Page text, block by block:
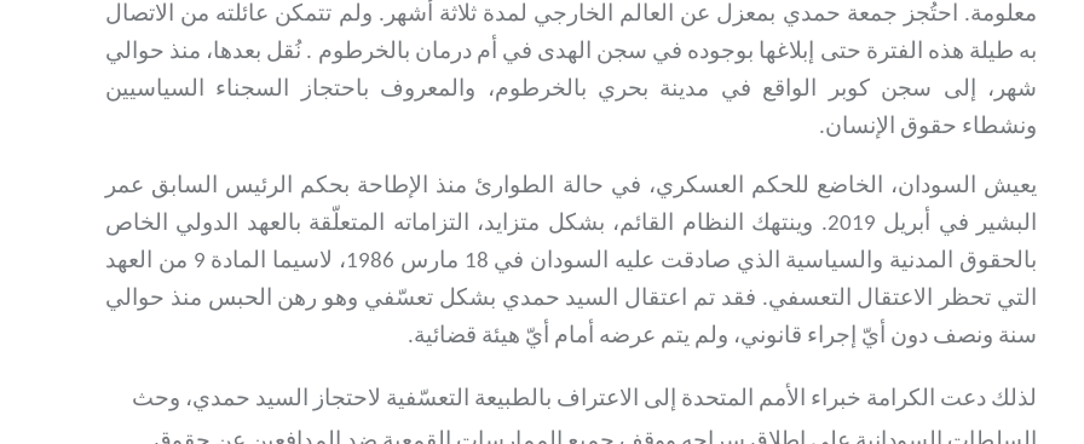
معلومة. احتُجز جمعة حمدي بمعزل عن العالم الخارجي لمدة ثلاثة أشهر. ولم تتمكن عائلته من الاتصال
به طيلة هذه الفترة حتى إبلاغها بوجوده في سجن الهدى في أم درمان بالخرطوم . نُقل بعدها، منذ حوالي
شهر، إلى سجن كوبر الواقع في مدينة بحري بالخرطوم، والمعروف باحتجاز السجناء السياسيين
ونشطاء حقوق الإنسان.
يعيش السودان، الخاضع للحكم العسكري، في حالة الطوارئ منذ الإطاحة بحكم الرئيس السابق عمر
البشير في أبريل 2019. وينتهك النظام القائم، بشكل متزايد، التزاماته المتعلّقة بالعهد الدولي الخاص
بالحقوق المدنية والسياسية الذي صادقت عليه السودان في 18 مارس 1986، لاسيما المادة 9 من العهد
التي تحظر الاعتقال التعسفي. فقد تم اعتقال السيد حمدي بشكل تعسّفي وهو رهن الحبس منذ حوالي
سنة ونصف دون أيّ إجراء قانوني، ولم يتم عرضه أمام أيّ هيئة قضائية.
لذلك دعت الكرامة خبراء الأمم المتحدة إلى الاعتراف بالطبيعة التعسّفية لاحتجاز السيد حمدي، وحث